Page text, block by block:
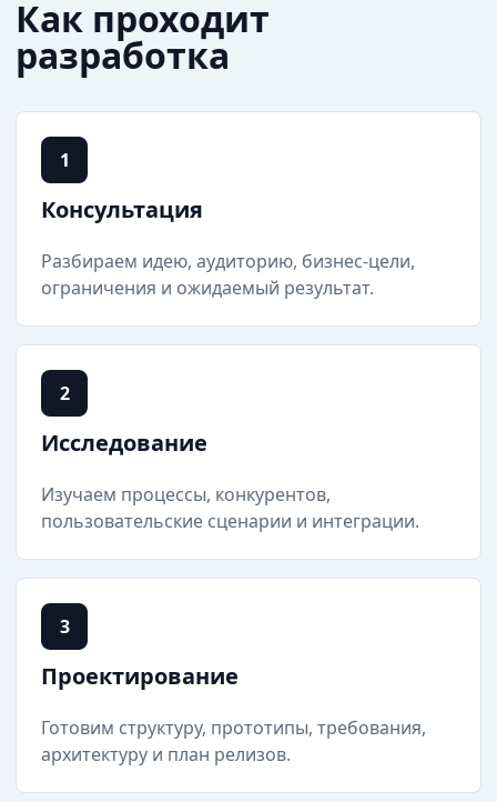
Как проходит
разработка
1
Консультация
Разбираем идею, аудиторию, бизнес-цели,
ограничения и ожидаемый результат.
2
Исследование
Изучаем процессы, конкурентов,
пользовательские сценарии и интеграции.
3
Проектирование
Готовим структуру, прототипы, требования,
архитектуру и план релизов.